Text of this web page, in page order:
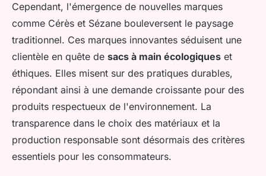
Cependant, l'émergence de nouvelles marques
comme Cérès et Sézane bouleversent le paysage
traditionnel. Ces marques innovantes séduisent une
clientèle en quête de sacs à main écologiques et
éthiques. Elles misent sur des pratiques durables,
répondant ainsi à une demande croissante pour des
produits respectueux de l'environnement. La
transparence dans le choix des matériaux et la
production responsable sont désormais des critères
essentiels pour les consommateurs.